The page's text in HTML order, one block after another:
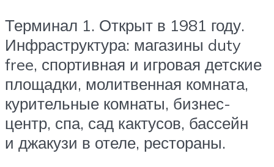
Терминал 1. Открыт в 1981 году.
Инфраструктура: магазины duty
free, спортивная и игровая детские
площадки, молитвенная комната,
курительные комнаты, бизнес-
центр, спа, сад кактусов, бассейн
и джакузи в отеле, рестораны.